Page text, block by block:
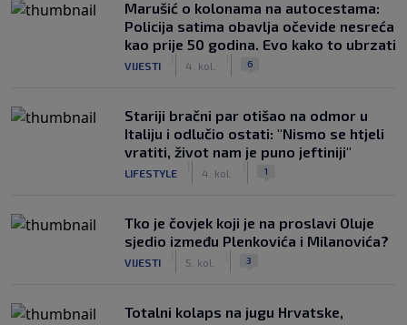
Marušić o kolonama na autocestama:
Policija satima obavlja očevide nesreća
kao prije 50 godina. Evo kako to ubrzati
VIJESTI 4. kol. 6
Stariji bračni par otišao na odmor u
Italiju i odlučio ostati: "Nismo se htjeli
vratiti, život nam je puno jeftiniji"
LIFESTYLE 4. kol. 1
Tko je čovjek koji je na proslavi Oluje
sjedio između Plenkovića i Milanovića?
VIJESTI 5. kol. 3
Totalni kolaps na jugu Hrvatske,